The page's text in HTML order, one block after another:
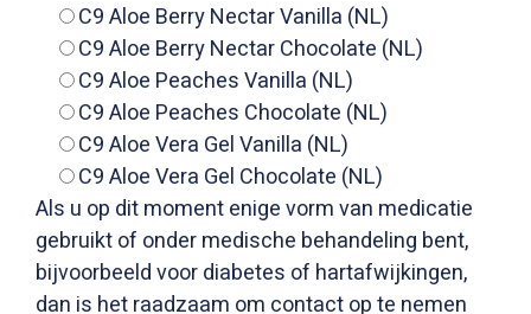
C9 Aloe Berry Nectar Vanilla (NL)
C9 Aloe Berry Nectar Chocolate (NL)
C9 Aloe Peaches Vanilla (NL)
C9 Aloe Peaches Chocolate (NL)
C9 Aloe Vera Gel Vanilla (NL)
C9 Aloe Vera Gel Chocolate (NL)
Als u op dit moment enige vorm van medicatie
gebruikt of onder medische behandeling bent,
bijvoorbeeld voor diabetes of hartafwijkingen,
dan is het raadzaam om contact op te nemen